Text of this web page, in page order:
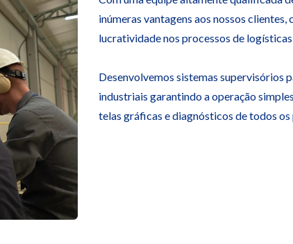
inúmeras vantagens aos nossos
lucratividade nos processos de
Desenvolvemos sistemas supervisórios
industriais garantindo a operação
telas gráficas e diagnósticos de todos